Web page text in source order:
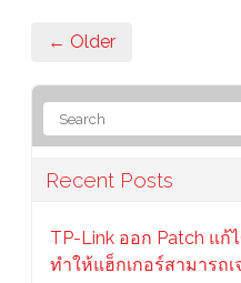
← Older
Recent Posts
TP-Link ออก Patch แก้
ทำให้แฮ็กเกอร์สามารถ